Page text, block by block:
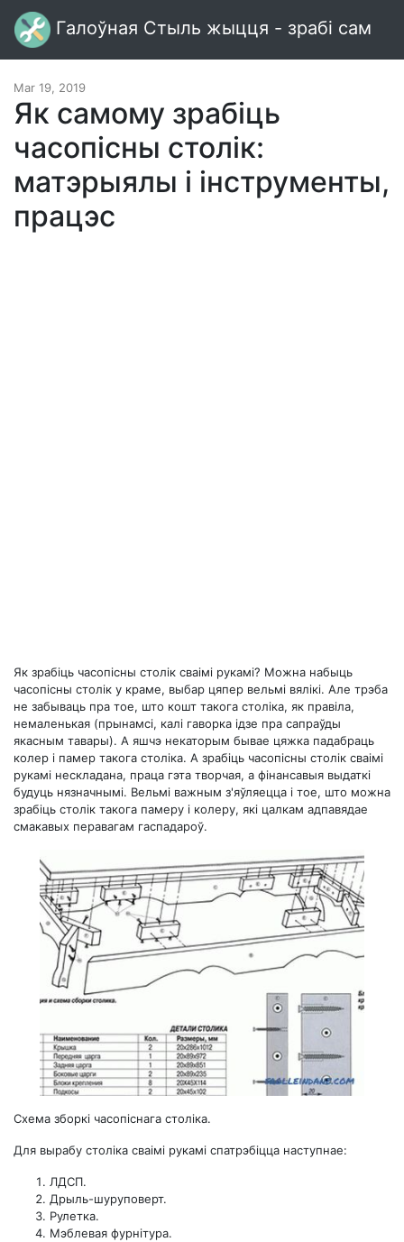
Галоўная Стыль жыцця - зрабі сам
Mar 19, 2019
Як самому зрабіць
часопісны столік:
матэрыялы і інструменты,
працэс
Як зрабіць часопісны столік сваімі рукамі? Можна набыць
часопісны столік у краме, выбар цяпер вельмі вялікі. Але трэба
не забываць пра тое, што кошт такога століка, як правіла,
немаленькая (прынамсі, калі гаворка ідзе пра сапраўды
якасным тавары). А яшчэ некаторым бывае цяжка падабраць
колер і памер такога століка. А зрабіць часопісны столік сваімі
рукамі нескладана, праца гэта творчая, а фінансавыя выдаткі
будуць нязначнымі. Вельмі важным з'яўляецца і тое, што можна
зрабіць столік такога памеру і колеру, які цалкам адпавядае
смакавых перавагам гаспадароў.
Схема зборкі часопіснага століка.
Для вырабу століка сваімі рукамі спатрэбіцца наступнае:
ЛДСП.
Дрыль-шуруповерт.
Рулетка.
Мэблевая фурнітура.